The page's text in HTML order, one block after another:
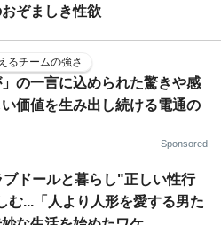
ぞましき性欲
るチームの強さ
」の一言に込められた驚きや感
価値を生み出し続ける電通の
Sponsored
ブドールと暮らし"正しい性行
む...「人より人形を愛する男た